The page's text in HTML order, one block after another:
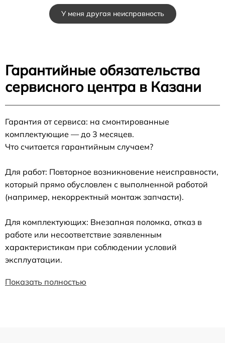
У меня другая неисправность
Гарантийные обязательства
сервисного центра в Казани
Гарантия от сервиса: на смонтированные
комплектующие — до 3 месяцев.
Что считается гарантийным случаем?
Для работ: Повторное возникновение неисправности,
который прямо обусловлен с выполненной работой
(например, некорректный монтаж запчасти).
Для комплектующих: Внезапная поломка, отказ в
работе или несоответствие заявленным
характеристикам при соблюдении условий
эксплуатации.
Показать полностью